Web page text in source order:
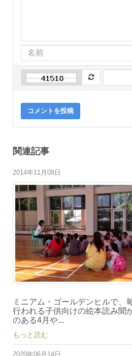
コメントを投稿
関連記事
2014年11月09日
ミニアム・ゴールデンヒルで、
行われる子供向けの絵本読み聞
のある4月や...
もっと読む
2020年06月14日